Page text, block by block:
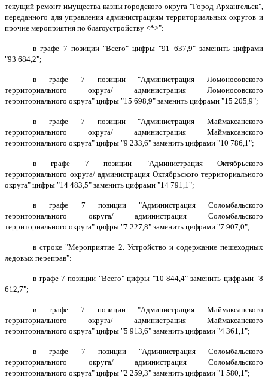
текущий ремонт имущества казны городского округа "Город Архангельск",
переданного для управления администрациям территориальных округов и
прочие мероприятия по благоустройству <*>":
в графе 7 позиции "Всего" цифры "91 637,9" заменить цифрами
"93 684,2";
в графе 7 позиции "Администрация Ломоносовского
территориального округа/ администрация Ломоносовского
территориального округа" цифры "15 698,9" заменить цифрами "15 205,9";
в графе 7 позиции "Администрация Маймаксанского
территориального округа/ администрация Маймаксанского
территориального округа" цифры "9 233,6" заменить цифрами "10 786,1";
в графе 7 позиции "Администрация Октябрьского
территориального округа/ администрация Октябрьского территориального
округа" цифры "14 483,5" заменить цифрами "14 791,1";
в графе 7 позиции "Администрация Соломбальского
территориального округа/ администрация Соломбальского
территориального округа" цифры "7 227,8" заменить цифрами "7 907,0";
в строке "Мероприятие 2. Устройство и содержание пешеходных
ледовых переправ":
в графе 7 позиции "Всего" цифры "10 844,4" заменить цифрами "8
612,7";
в графе 7 позиции "Администрация Маймаксанского
территориального округа/ администрация Маймаксанского
территориального округа" цифры "5 913,6" заменить цифрами "4 361,1";
в графе 7 позиции "Администрация Соломбальского
территориального округа/ администрация Соломбальского
территориального округа" цифры "2 259,3" заменить цифрами "1 580,1";